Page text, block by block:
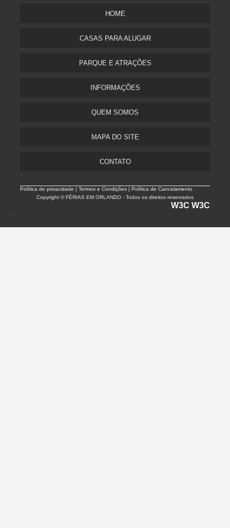
HOME
CASAS PARA ALUGAR
PARQUE E ATRAÇÕES
INFORMAÇÕES
QUEM SOMOS
MAPA DO SITE
CONTATO
Política de privacidade |Termos e Condições | Política de Cancelamento
Copyright © FÉRIAS EM ORLANDO - Todos os direitos reservados
W3C W3C